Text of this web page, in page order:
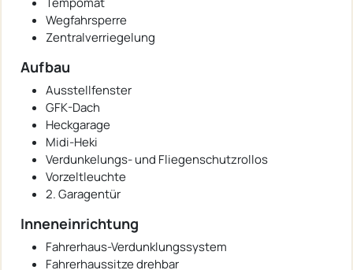
Wegfahrsperre
Zentralverriegelung
Aufbau
Ausstellfenster
GFK-Dach
Heckgarage
Midi-Heki
Verdunkelungs- und Fliegenschutzrollos
Vorzeltleuchte
2. Garagentür
Inneneinrichtung
Fahrerhaus-Verdunklungssystem
Fahrerhaussitze drehbar